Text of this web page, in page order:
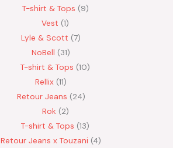
T-shirt & Tops 9
Vest 1
Lyle & Scott 7
NoBell
31
T-shirt & Tops 10
Rellix 11
Retour Jeans 24
Rok 2
T-shirt & Tops 13
Retour Jeans x Touzani 4